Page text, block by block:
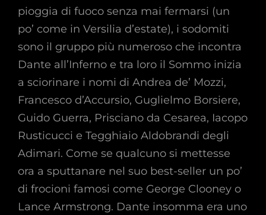
pioggia di fuoco senza mai fermarsi (un
po’ come in Versilia d’estate), i sodomiti
sono il gruppo più numeroso che incontra
Dante all’Inferno e tra loro il Sommo inizia
a sciorinare i nomi di Andrea de’ Mozzi,
Francesco d’Accursio, Guglielmo Borsiere,
Guido Guerra, Prisciano da Cesarea, Iacopo
Rusticucci e Tegghiaio Aldobrandi degli
Adimari. Come se qualcuno si mettesse
ora a sputtanare nel suo best-seller un po’
di frocioni famosi come George Clooney o
Lance Armstrong. Dante insomma era uno